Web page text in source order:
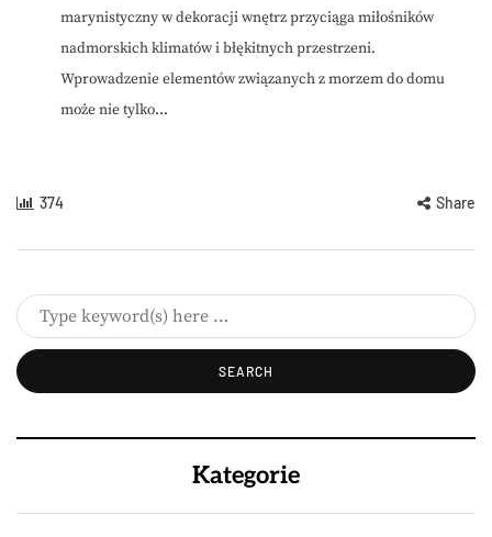
marynistyczny w dekoracji wnętrz przyciąga miłośników
nadmorskich klimatów i błękitnych przestrzeni.
Wprowadzenie elementów związanych z morzem do domu
może nie tylko...
374 Share
Kategorie